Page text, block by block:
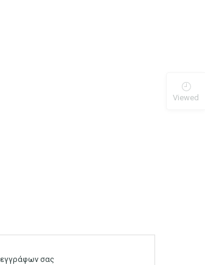
εγγράφων σας
Viewed